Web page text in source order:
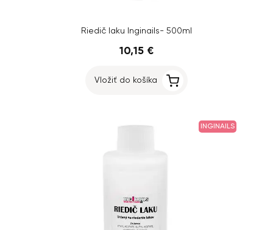
Riedič laku Inginails- 500ml
10,15 €
Vložiť do košíka
INGINAILS